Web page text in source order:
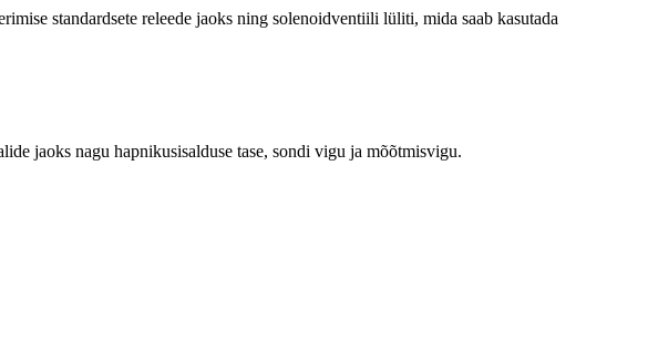
standardsete releede jaoks ning solenoidventiili lüliti, mida saab kasutada
jaoks nagu hapnikusisalduse tase, sondi vigu ja mõõtmisvigu.